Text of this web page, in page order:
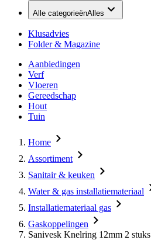
Alle categorieënAlles
Klusadvies
Folder & Magazine
Aanbiedingen
Verf
Vloeren
Gereedschap
Hout
Tuin
Home
Assortiment
Sanitair & keuken
Water & gas installatiemateriaal
Installatiemateriaal gas
Gaskoppelingen
Sanivesk Knelring 12mm 2 stuks